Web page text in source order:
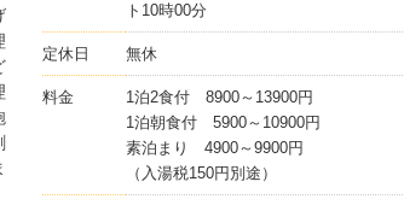
ト10時00分
定休日 無休
料金
1泊2食付 8900～13900円
1泊朝食付 5900～10900円
素泊まり 4900～9900円
（入湯税150円別途）